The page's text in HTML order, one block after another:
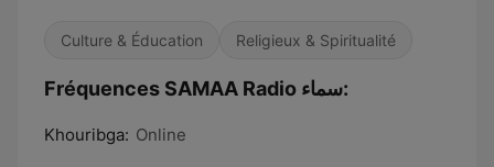
Culture & Éducation Religieux & Spiritualité
Fréquences SAMAA Radio سماء:
Khouribga: Online